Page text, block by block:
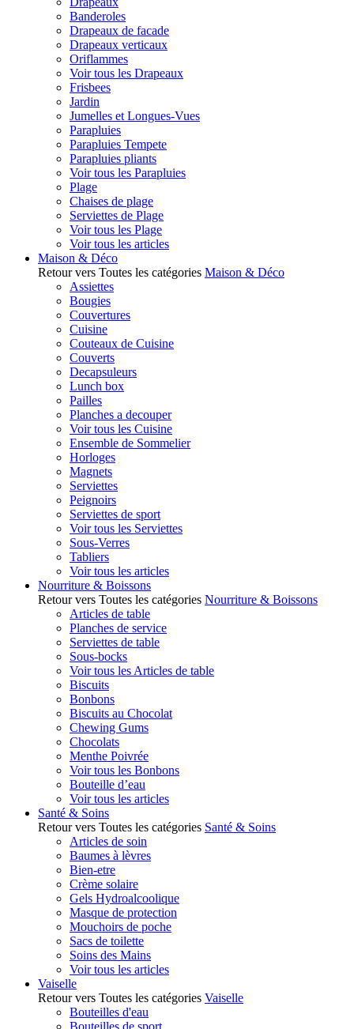
Banderoles
Drapeaux de facade
Drapeaux verticaux
Oriflammes
Voir tous les Drapeaux
Frisbees
Jardin
Jumelles et Longues-Vues
Parapluies
Parapluies Tempete
Parapluies pliants
Voir tous les Parapluies
Plage
Chaises de plage
Serviettes de Plage
Voir tous les Plage
Voir tous les articles
Maison & Déco
Retour vers Toutes les catégories Maison & Déco
Assiettes
Bougies
Couvertures
Cuisine
Couteaux de Cuisine
Couverts
Decapsuleurs
Lunch box
Pailles
Planches a decouper
Voir tous les Cuisine
Ensemble de Sommelier
Horloges
Magnets
Serviettes
Peignoirs
Serviettes de sport
Voir tous les Serviettes
Sous-Verres
Tabliers
Voir tous les articles
Nourriture & Boissons
Retour vers Toutes les catégories Nourriture & Boissons
Articles de table
Planches de service
Serviettes de table
Sous-bocks
Voir tous les Articles de table
Biscuits
Bonbons
Biscuits au Chocolat
Chewing Gums
Chocolats
Menthe Poivrée
Voir tous les Bonbons
Bouteille d’eau
Voir tous les articles
Santé & Soins
Retour vers Toutes les catégories Santé & Soins
Articles de soin
Baumes à lèvres
Bien-etre
Crème solaire
Gels Hydroalcoolique
Masque de protection
Mouchoirs de poche
Sacs de toilette
Soins des Mains
Voir tous les articles
Vaiselle
Retour vers Toutes les catégories Vaiselle
Bouteilles d'eau
Bouteilles de sport